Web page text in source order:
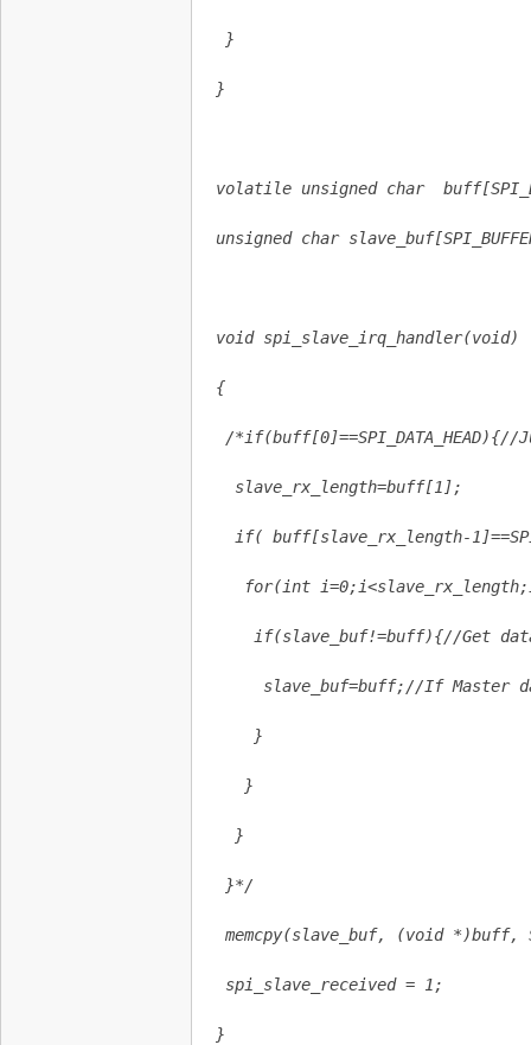
}
}
volatile unsigned char
unsigned char
void spi_slave_irq_handler(void)
{
/
slave_rx_length=buff[1];
if( buff[slave_rx_length-
for(int
if(slave_buf!=buff){//Get data
slave_buf=buff;//If Master
}
}
}
}*/
memcpy(slave_buf, (void *)buff,
spi_slave_received = 1;
}